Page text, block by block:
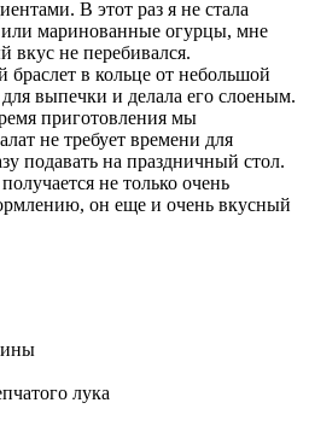
В этот раз я не стала
или маринованные огурцы, мне
вкус не перебивался.
в кольце от небольшой
выпечки и делала его слоеным.
приготовления мы
не требует времени для
подавать на праздничный стол.
не только очень
он еще и очень вкусный
лука